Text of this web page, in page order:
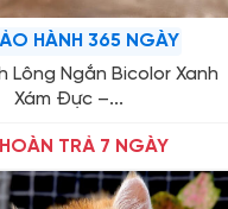
HÀNH 365 NGÀY
Lông Ngắn Bicolor Xanh
Xám Đực –...
HOÀN TRẢ 7 NGÀY